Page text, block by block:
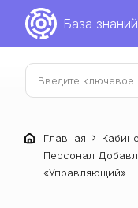
База
Главная
Персонал
«Управляющий»